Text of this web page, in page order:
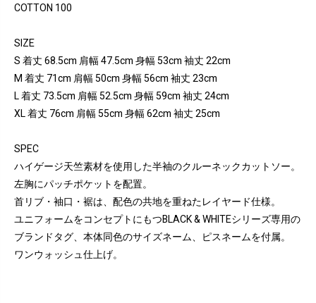
COTTON 100
SIZE
S 着丈 68.5cm 肩幅 47.5cm 身幅 53cm 袖丈 22cm
M 着丈 71cm 肩幅 50cm 身幅 56cm 袖丈 23cm
L 着丈 73.5cm 肩幅 52.5cm 身幅 59cm 袖丈 24cm
XL 着丈 76cm 肩幅 55cm 身幅 62cm 袖丈 25cm
SPEC
ハイゲージ天竺素材を使用した半袖のクルーネックカットソー。
左胸にパッチポケットを配置。
首リブ・袖口・裾は、配色の共地を重ねたレイヤード仕様。
ユニフォームをコンセプトにもつBLACK & WHITEシリーズ専用の
ブランドタグ、本体同色のサイズネーム、ピスネームを付属。
ワンウォッシュ仕上げ。